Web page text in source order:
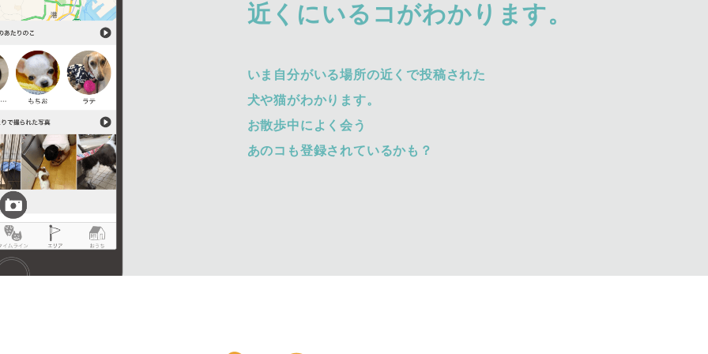
近くにいるコがわかります。
いま自分がいる場所の近くで投稿された
犬や猫がわかります。
お散歩中によく会う
あのコも登録されているかも？